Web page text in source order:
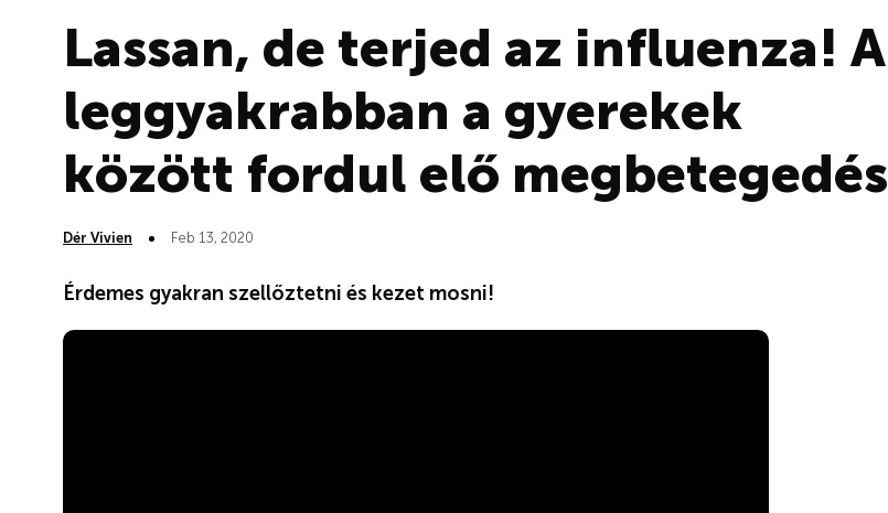
Lassan, de terjed az influenza! A
leggyakrabban a gyerekek
között fordul elő megbetegedés
Dér Vivien Feb 13, 2020
Érdemes gyakran szellőztetni és kezet mosni!